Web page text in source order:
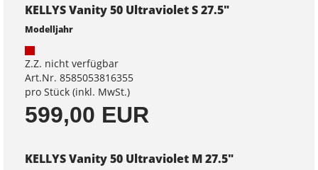
KELLYS Vanity 50 Ultraviolet S 27.5"
Modelljahr
Z.Z. nicht verfügbar
Art.Nr. 8585053816355
pro Stück (inkl. MwSt.)
599,00 EUR
KELLYS Vanity 50 Ultraviolet M 27.5"